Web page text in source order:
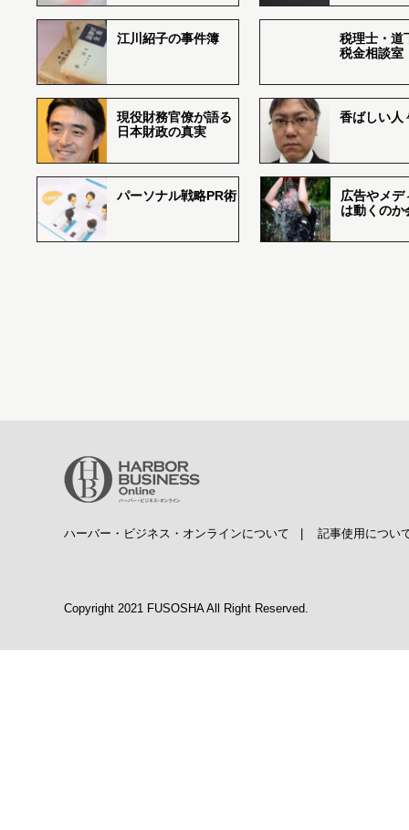
江川紹子の事件簿
税理士・道
税金相談室
現役財務官僚が語る
日本財政の真実
香ばしい
パーソナル戦略PR術
広告やメデ
は動くのか
ハーバー・ビジネス・オンラインについて 記事使用につい
Copyright 2021 FUSOSHA All Right Reserved.